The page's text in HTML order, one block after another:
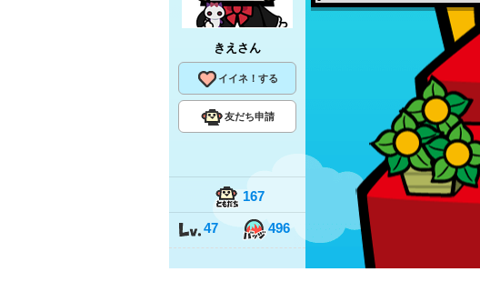
きえ さん
イイネ！する
友だち申請
167
47 496